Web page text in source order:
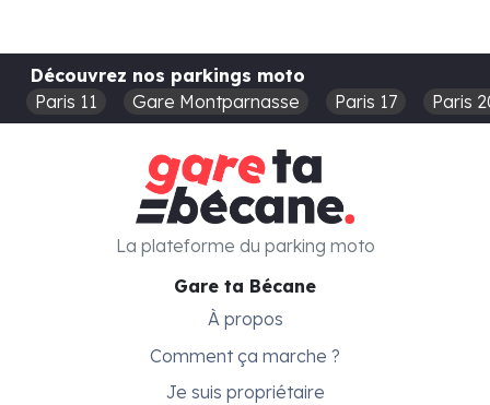
Découvrez nos parkings moto
Paris 11
Gare Montparnasse Paris 17 Paris
Gare ta Bécane
À propos
Comment ça marche ?
Je suis propriétaire
La plateforme du parking moto